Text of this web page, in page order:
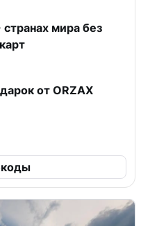
мира без
от ORZAX